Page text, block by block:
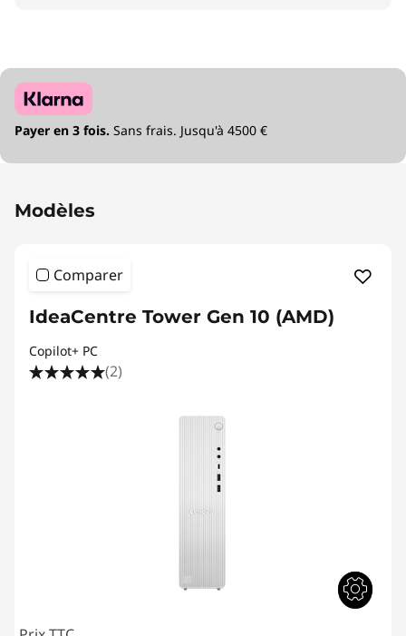
Payer en 3 fois. Sans frais. Jusqu'à 4500 €
Modèles
Comparer
IdeaCentre Tower Gen 10 (AMD)
Copilot+ PC
(2)